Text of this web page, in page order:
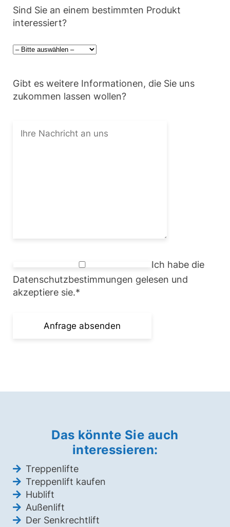
Sind Sie an einem bestimmten Produkt
interessiert?
Gibt es weitere Informationen, die Sie uns
zukommen lassen wollen?
Ich habe die
Datenschutzbestimmungen gelesen und
akzeptiere sie.*
Das könnte Sie auch
interessieren:
Treppenlifte
Treppenlift kaufen
Hublift
Außenlift
Der Senkrechtlift